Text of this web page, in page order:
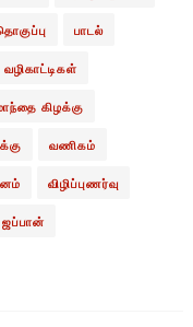
பாடல்
வழிகாட்டிகள்
கிழக்கு
வணிகம்
விழிப்புணர்வு
ஜப்பான்